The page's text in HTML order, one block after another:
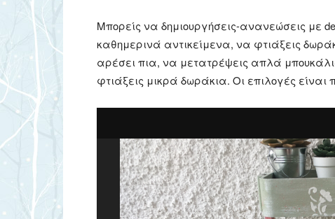
Μπορείς να δημιουργήσεις-ανανεώσεις με
καθημερινά αντικείμενα, να φτιάξεις
αρέσει πια, να μετατρέψεις απλά
φτιάξεις μικρά δωράκια. Οι επιλογές